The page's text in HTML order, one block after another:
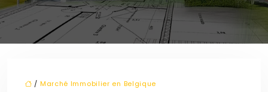
/ Marché Immobilier en Belgique